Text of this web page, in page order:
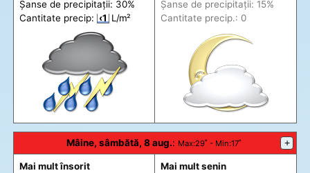
Șanse de precipitații: 30%
Cantitate precip: ‹1 L/m²
Șanse de precipitații: 15%
Cantitate precip.: 0
Mâine, sâmbătă, 8 aug.: Max:29˚ - Min:17˚ +
Mai mult însorit
Mai mult senin